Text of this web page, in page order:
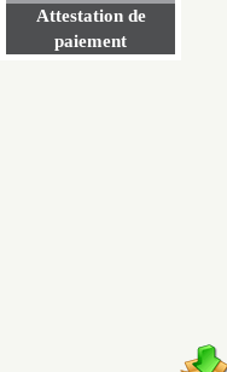
Attestation de
paiement